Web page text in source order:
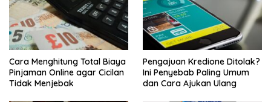
Cara Menghitung Total Biaya
Pinjaman Online agar Cicilan
Tidak Menjebak
Pengajuan Kredione Ditolak?
Ini Penyebab Paling Umum
dan Cara Ajukan Ulang